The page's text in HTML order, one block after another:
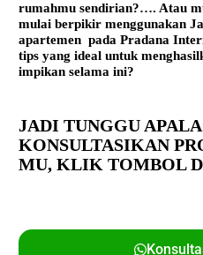
rumahmu sendirian?…. Atau
mulai berpikir menggunakan
apartemen pada Pradana
tips yang ideal untuk
impikan selama ini?
JADI TUNGGU
KONSULTASIKAN
MU,KLIK TOMBOL